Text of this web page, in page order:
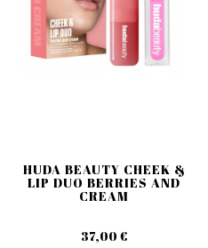
HUDA BEAUTY CHEEK &
LIP DUO BERRIES AND
CREAM
37,00 €